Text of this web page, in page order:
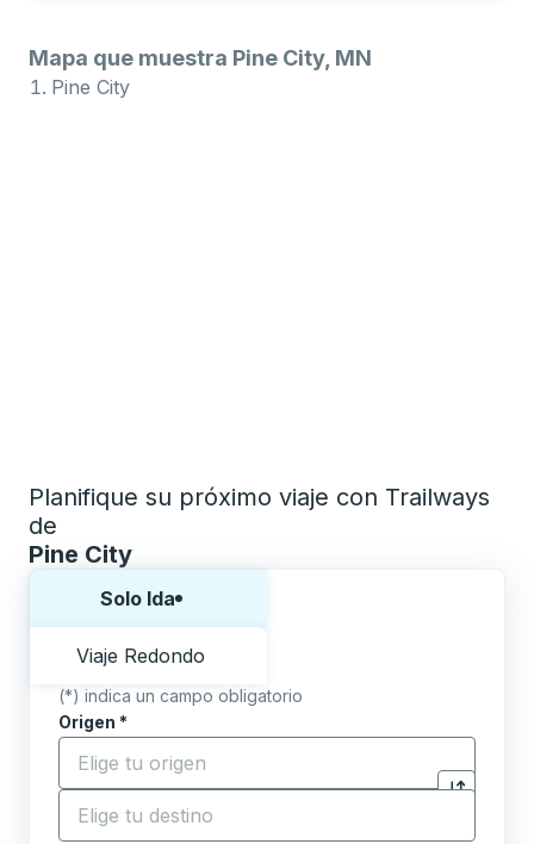
Mapa que muestra Pine City, MN
Pine City
Planifique su próximo viaje con Trailways
de
Pine City
Solo Ida
Viaje Redondo
(*) indica un campo obligatorio
Origen *
Comience a escribir la ciudad de origen para abrir
Haga clic
Destino *
Comience a escribir la ciudad de destino para abrir